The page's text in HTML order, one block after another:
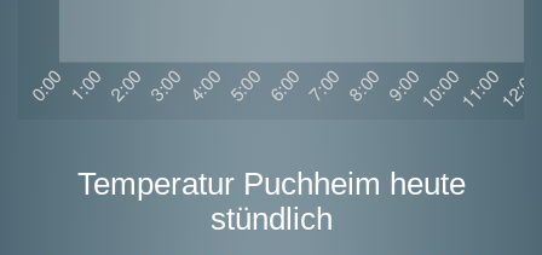
Temperatur Puchheim heute
stündlich